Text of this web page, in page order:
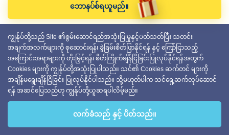
ဘောနပ်စ်ရယူမည်။
ကျွန်ုပ်တို့သည် Site ၏စွမ်းဆောင်ရည်အသုံးပြုမှုနှင့်ပတ်သတ်ပြီး သတင်း
အချက်အလက်များကို စုဆောင်းရန်၊ ခွဲခြမ်းစိတ်ဖြာနိုင်ရန် နှင့် ကြော်ငြာသည့်
အကြောင်းအရာများကို တိုးမြှင့်ရန်၊ စိတ်ကြိုက်ချိန်ငြိခြင်းပြုလုပ်နိုင်ရန်အတွက်
Cookies များကို ကျွန်ုပ်တို့အသုံးပြုပါသည်။ သင်၏ Cookies ဆက်တင် များကို
အချိန်မရွေးချိန်ငြိခြင်း ပြုလုပ်နိုင်ပါသည်။ သို့မဟုတ်ပါက သင်ရှေ့ဆက်လုပ်ဆောင်
ရန် အဆင်ပြေသည်ဟု ကျွန်ုပ်တို့ယူဆရပါလိမ့်မည်။
လက်ခံသည် နှင့် ပိတ်သည်။